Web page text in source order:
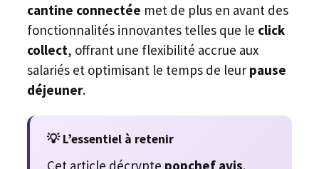
cantine connectée met de plus en avant des
fonctionnalités innovantes telles que le click
collect, offrant une flexibilité accrue aux
salariés et optimisant le temps de leur pause
déjeuner.
💡 L’essentiel à retenir
Cet article décrypte popchef avis.